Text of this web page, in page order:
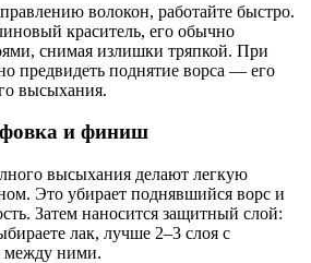
волокон, работайте быстро.
краситель, его обычно
снимая излишки тряпкой. При
предвидеть поднятие ворса — его
высыхания.
и финиш
высыхания делают легкую
Это убирает поднявшийся ворс и
Затем наносится защитный слой:
лак, лучше 2–3 слоя с
между ними.